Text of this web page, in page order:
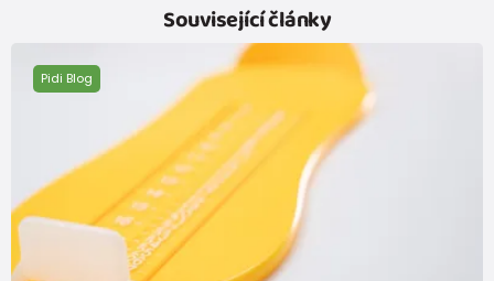
Související články
Pidi Blog